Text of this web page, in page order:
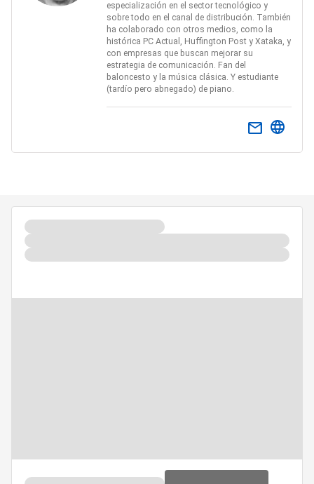
especialización en el sector tecnológico y
sobre todo en el canal de distribución. También
ha colaborado con otros medios, como la
histórica PC Actual, Huffington Post y Xataka, y
con empresas que buscan mejorar su
estrategia de comunicación. Fan del
baloncesto y la música clásica. Y estudiante
(tardío pero abnegado) de piano.
email